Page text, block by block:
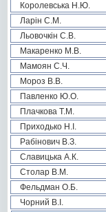
Королевська Н.Ю.
Ларін С.М.
Льовочкін С.В.
Макаренко М.В.
Мамоян С.Ч.
Мороз В.В.
Павленко Ю.О.
Плачкова Т.М.
Приходько Н.І.
Рабінович В.З.
Славицька А.К.
Столар В.М.
Фельдман О.Б.
Чорний В.І.